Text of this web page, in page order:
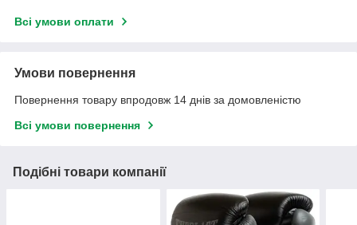
Всі умови оплати
Умови повернення
Повернення товару впродовж 14 днів за домовленістю
Всі умови повернення
Подібні товари компанії